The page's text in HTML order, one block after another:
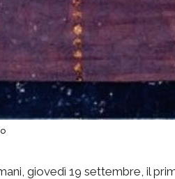
giovedì 19 settembre, il